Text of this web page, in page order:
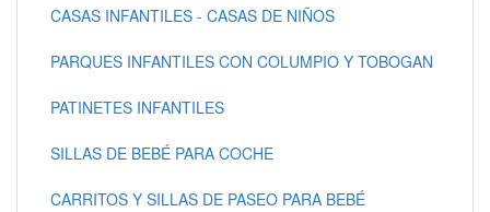
CASAS INFANTILES - CASAS DE NIÑOS
PARQUES INFANTILES CON COLUMPIO Y TOBOGAN
PATINETES INFANTILES
SILLAS DE BEBÉ PARA COCHE
CARRITOS Y SILLAS DE PASEO PARA BEBÉ